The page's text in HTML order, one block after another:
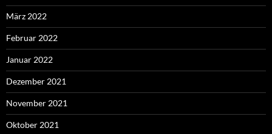
März 2022
Februar 2022
Januar 2022
Dezember 2021
November 2021
Oktober 2021